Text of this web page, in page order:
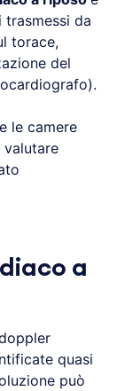
trasmessi da
torace,
del
le camere
valutare
a
quasi
può